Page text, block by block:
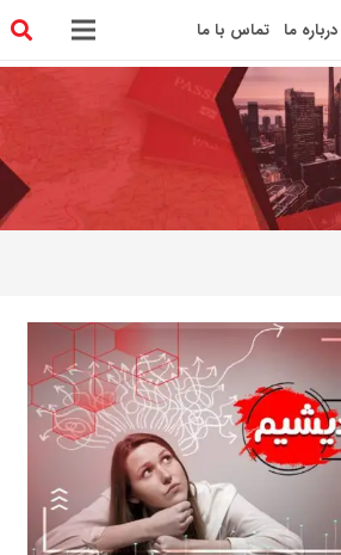
درباره ما تماس با ما